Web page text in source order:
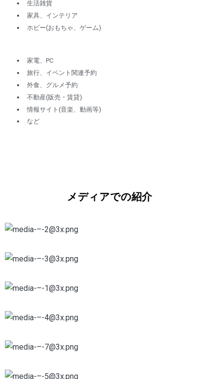
生活雑貨
家具、インテリア
ホビー(おもちゃ、ゲーム)
家電、PC
旅行、イベント関連予約
外食、グルメ予約
不動産(販売・賃貸)
情報サイト(音楽、動画等)
など
メディアでの紹介